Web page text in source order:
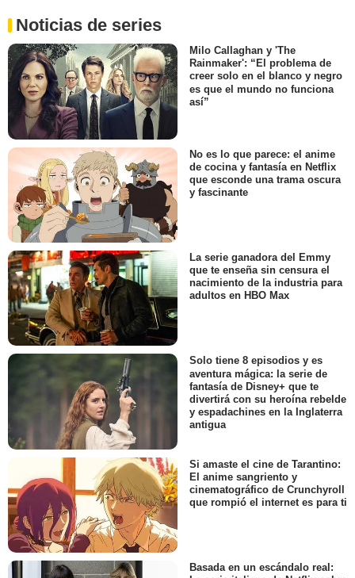
Noticias de series
Milo Callaghan y 'The
Rainmaker': “El problema de
creer solo en el blanco y negro
es que el mundo no funciona
así”
No es lo que parece: el anime
de cocina y fantasía en Netflix
que esconde una trama oscura
y fascinante
La serie ganadora del Emmy
que te enseña sin censura el
nacimiento de la industria para
adultos en HBO Max
Solo tiene 8 episodios y es
aventura mágica: la serie de
fantasía de Disney+ que te
divertirá con su heroína rebelde
y espadachines en la Inglaterra
antigua
Si amaste el cine de Tarantino:
El anime sangriento y
cinematográfico de Crunchyroll
que rompió el internet es para ti
Basada en un escándalo real: